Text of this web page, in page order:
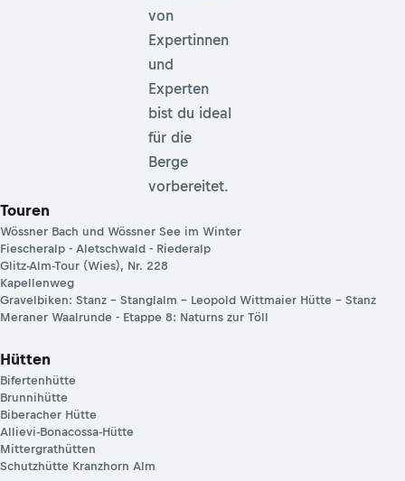
von
Expertinnen
und
Experten
bist du ideal
für die
Berge
vorbereitet.
Touren
Wössner Bach und Wössner See im Winter
Fiescheralp - Aletschwald - Riederalp
Glitz-Alm-Tour (Wies), Nr. 228
Kapellenweg
Gravelbiken: Stanz – Stanglalm – Leopold Wittmaier Hütte – Stanz
Meraner Waalrunde - Etappe 8: Naturns zur Töll
Hütten
Bifertenhütte
Brunnihütte
Biberacher Hütte
Allievi-Bonacossa-Hütte
Mittergrathütten
Schutzhütte Kranzhorn Alm